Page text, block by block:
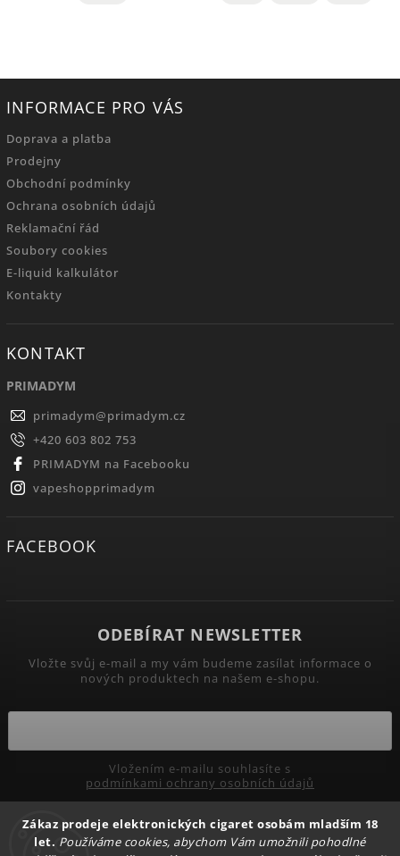
Zákaz prodeje elektronických cigaret osobám mladším 18
let. Používáme cookies, abychom Vám umožnili pohodlné
INFORMACE PRO VÁS
Doprava a platba
Prodejny
Obchodní podmínky
Ochrana osobních údajů
Reklamační řád
Soubory cookies
E-liquid kalkulátor
Kontakty
KONTAKT
PRIMADYM
primadym@primadym.cz
+420 603 802 753
PRIMADYM na Facebooku
vapeshopprimadym
FACEBOOK
ODEBÍRAT NEWSLETTER
Vložte svůj e-mail a my vám budeme zasílat informace o
nových produktech na našem e-shopu.
podmínkami ochrany osobních údajů
Přihlásit se